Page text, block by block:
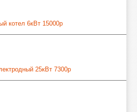
котел 6кВт 15000р
25кВт 7300р